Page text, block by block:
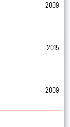
2009
2015
2009